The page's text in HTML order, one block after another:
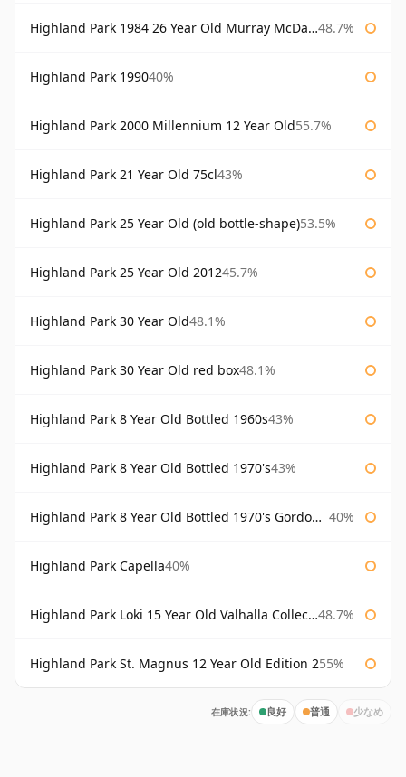
Highland Park 1984 26 Year Old Murray McDavid 48.7%
Highland Park 199040%
Highland Park 2000 Millennium 12 Year Old55.7%
Highland Park 21 Year Old 75cl43%
Highland Park 25 Year Old (old bottle-shape)53.5%
Highland Park 25 Year Old 201245.7%
Highland Park 30 Year Old48.1%
Highland Park 30 Year Old red box48.1%
Highland Park 8 Year Old Bottled 1960s43%
Highland Park 8 Year Old Bottled 1970's43%
Highland Park 8 Year Old Bottled 1970's Gordon & Macphail 40%
Highland Park Capella40%
Highland Park Loki 15 Year Old Valhalla Collection 48.7%
Highland Park St. Magnus 12 Year Old Edition 255%
在庫状況: 良好 普通 少なめ